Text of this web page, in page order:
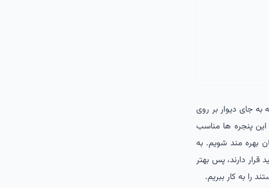
به جای دیوار بر روی
پنجره ها مناسب
بهره مند شویم. به
دارند، پس بهتر
را به کار ببریم.